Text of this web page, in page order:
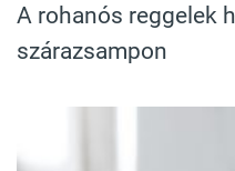
A rohanós reggelek
szárazsampon